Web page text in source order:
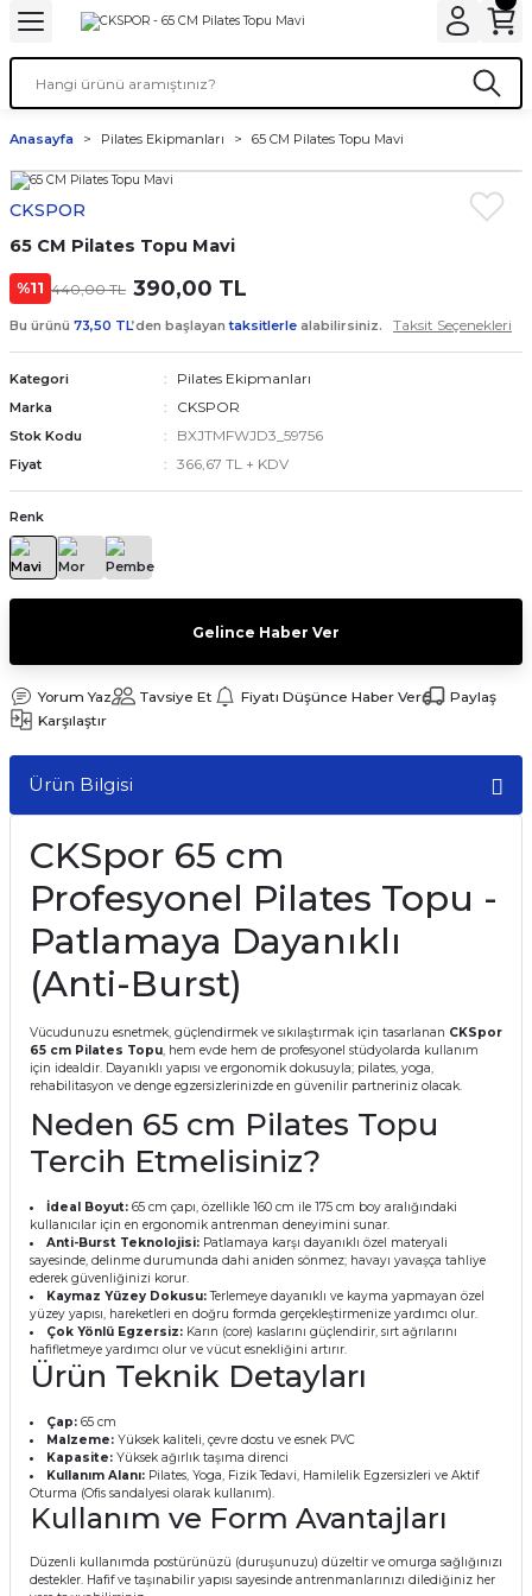
Anasayfa Pilates Ekipmanları 65 CM Pilates Topu Mavi
CKSPOR
65 CM Pilates Topu Mavi
%11 440,00 TL 390,00 TL
Bu ürünü 73,50 TL’den başlayantaksitlerle alabilirsiniz. Taksit Seçenekleri
Kategori Pilates Ekipmanları
Marka CKSPOR
Stok Kodu BXJTMFWJD3_59756
Fiyat 366,67 TL + KDV
Renk
Gelince Haber Ver
Yorum Yaz Tavsiye Et Fiyatı Düşünce Haber Ver
Paylaş
Karşılaştır
Ürün Bilgisi
CKSpor 65 cm
Profesyonel Pilates Topu -
Patlamaya Dayanıklı
(Anti-Burst)
Vücudunuzu esnetmek, güçlendirmek ve sıkılaştırmak için tasarlanan CKSpor
65 cm Pilates Topu, hem evde hem de profesyonel stüdyolarda kullanım
için idealdir. Dayanıklı yapısı ve ergonomik dokusuyla; pilates, yoga,
rehabilitasyon ve denge egzersizlerinizde en güvenilir partneriniz olacak.
Neden 65 cm Pilates Topu
Tercih Etmelisiniz?
İdeal Boyut: 65 cm çapı, özellikle 160 cm ile 175 cm boy aralığındaki
kullanıcılar için en ergonomik antrenman deneyimini sunar.
Anti-Burst Teknolojisi: Patlamaya karşı dayanıklı özel materyali
sayesinde, delinme durumunda dahi aniden sönmez; havayı yavaşça tahliye
ederek güvenliğinizi korur.
Kaymaz Yüzey Dokusu:Terlemeye dayanıklı ve kayma yapmayan özel
yüzey yapısı, hareketleri en doğru formda gerçekleştirmenize yardımcı olur.
Çok Yönlü Egzersiz: Karın (core) kaslarını güçlendirir, sırt ağrılarını
hafifletmeye yardımcı olur ve vücut esnekliğini artırır.
Ürün Teknik Detayları
Çap: 65 cm
Malzeme: Yüksek kaliteli, çevre dostu ve esnek PVC
Kapasite: Yüksek ağırlık taşıma direnci
Kullanım Alanı: Pilates, Yoga, Fizik Tedavi, Hamilelik Egzersizleri ve Aktif
Oturma (Ofis sandalyesi olarak kullanım).
Kullanım ve Form Avantajları
Düzenli kullanımda postürünüzü (duruşunuzu) düzeltir ve omurga sağlığınızı
destekler. Hafif ve taşınabilir yapısı sayesinde antrenmanlarınızı dilediğiniz her